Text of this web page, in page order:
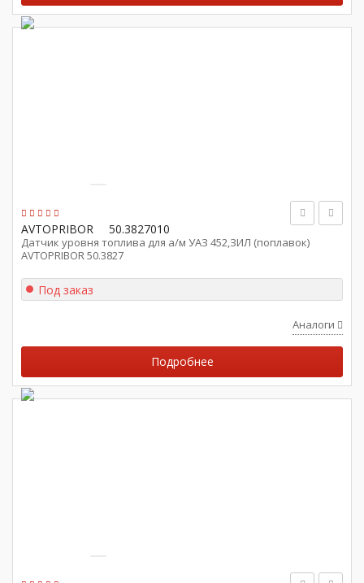
AVTOPRIBOR 50.3827010
Датчик уровня топлива для а/м УАЗ 452,ЗИЛ (поплавок)
AVTOPRIBOR 50.3827
Под заказ
Аналоги
Подробнее